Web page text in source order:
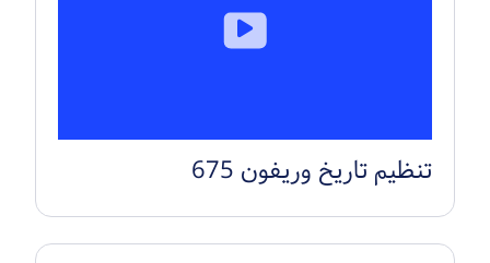
تنظیم تاریخ وریفون 675